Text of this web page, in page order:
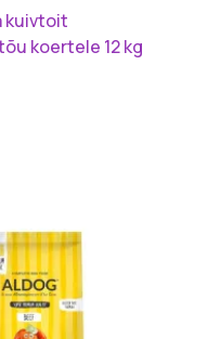
kuivtoit
koertele 12 kg